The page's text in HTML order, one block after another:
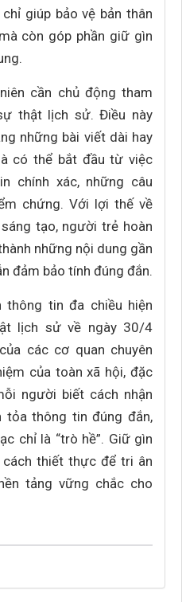
giúp bảo vệ bản thân
còn góp phần giữ gìn
cần chủ động tham
thật lịch sử. Điều này
những bài viết dài hay
có thể bắt đầu từ việc
chính xác, những câu
chứng. Với lợi thế về
tạo, người trẻ hoàn
những nội dung gần
đảm bảo tính đúng đắn.
thông tin đa chiều hiện
lịch sử về ngày 30/4
các cơ quan chuyên
của toàn xã hội, đặc
người biết cách nhận
tỏa thông tin đúng đắn,
chỉ là “trò hề”. Giữ gìn
thiết thực để tri ân
tảng vững chắc cho